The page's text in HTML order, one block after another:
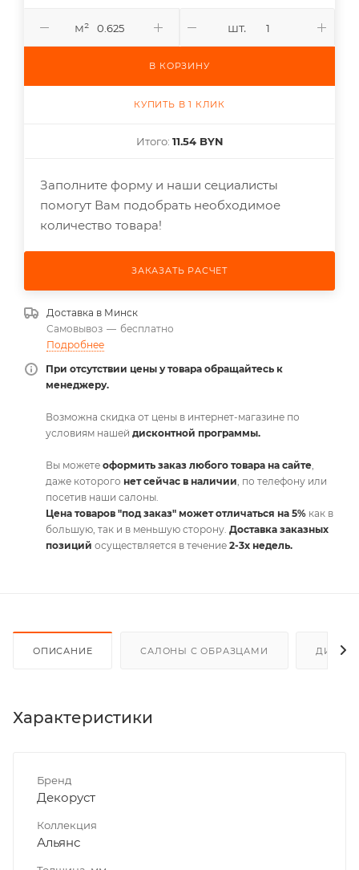
м² шт.
В КОРЗИНУ
КУПИТЬ В 1 КЛИК
Итого: 11.54 BYN
Заполните форму и наши сециалисты
помогут Вам подобрать необходимое
количество товара!
ЗАКАЗАТЬ РАСЧЕТ
Доставка в Минск
Самовывоз — бесплатно
Подробнее
При отсутствии цены у товара обращайтесь к
менеджеру.
Возможна скидка от цены в интернет-магазине по
условиям нашей дисконтной программы.
Вы можете оформить заказ любого товара на сайте,
даже которого нет сейчас в наличии, по телефону или
посетив наши салоны.
Цена товаров "под заказ" может отличаться на 5% как в
большую, так и в меньшую сторону. Доставка заказных
позиций осуществляется в течение 2-3х недель.
ОПИСАНИЕ САЛОНЫ С ОБРАЗЦАМИ
Характеристики
Бренд
Декоруст
Коллекция
Альянс